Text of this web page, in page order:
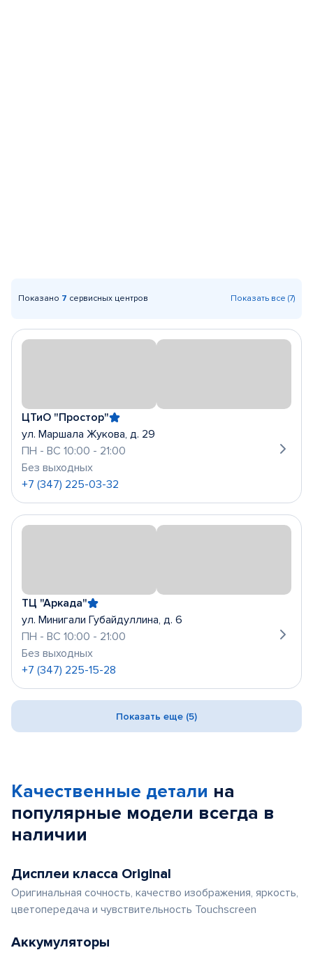
Показано 7 сервисных центров Показать все (7)
ЦТиО "Простор"
ул. Маршала Жукова, д. 29
ПН - ВС 10:00 - 21:00
Без выходных
+7 (347) 225-03-32
ТЦ "Аркада"
ул. Минигали Губайдуллина, д. 6
ПН - ВС 10:00 - 21:00
Без выходных
+7 (347) 225-15-28
Показать еще (5)
Качественные детали на
популярные модели всегда в
наличии
Дисплеи класса Original
Оригинальная сочность, качество изображения, яркость,
цветопередача и чувствительность Touchscreen
Аккумуляторы